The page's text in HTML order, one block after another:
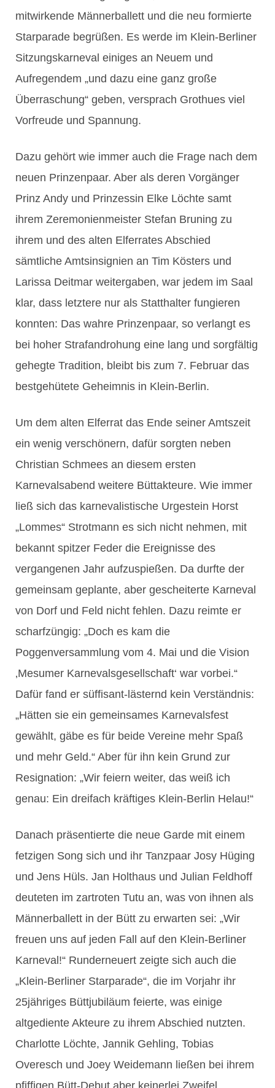
mitwirkende Männerballett und die neu formierte
Starparade begrüßen. Es werde im Klein-Berliner
Sitzungskarneval einiges an Neuem und
Aufregendem „und dazu eine ganz große
Überraschung“ geben, versprach Grothues viel
Vorfreude und Spannung.
Dazu gehört wie immer auch die Frage nach dem
neuen Prinzenpaar. Aber als deren Vorgänger
Prinz Andy und Prinzessin Elke Löchte samt
ihrem Zeremonienmeister Stefan Bruning zu
ihrem und des alten Elferrates Abschied
sämtliche Amtsinsignien an Tim Kösters und
Larissa Deitmar weitergaben, war jedem im Saal
klar, dass letztere nur als Statthalter fungieren
konnten: Das wahre Prinzenpaar, so verlangt es
bei hoher Strafandrohung eine lang und sorgfältig
gehegte Tradition, bleibt bis zum 7. Februar das
bestgehütete Geheimnis in Klein-Berlin.
Um dem alten Elferrat das Ende seiner Amtszeit
ein wenig verschönern, dafür sorgten neben
Christian Schmees an diesem ersten
Karnevalsabend weitere Büttakteure. Wie immer
ließ sich das karnevalistische Urgestein Horst
„Lommes“ Strotmann es sich nicht nehmen, mit
bekannt spitzer Feder die Ereignisse des
vergangenen Jahr aufzuspießen. Da durfte der
gemeinsam geplante, aber gescheiterte Karneval
von Dorf und Feld nicht fehlen. Dazu reimte er
scharfzüngig: „Doch es kam die
Poggenversammlung vom 4. Mai und die Vision
‚Mesumer Karnevalsgesellschaft‘ war vorbei.“
Dafür fand er süffisant-lästernd kein Verständnis:
„Hätten sie ein gemeinsames Karnevalsfest
gewählt, gäbe es für beide Vereine mehr Spaß
und mehr Geld.“ Aber für ihn kein Grund zur
Resignation: „Wir feiern weiter, das weiß ich
genau: Ein dreifach kräftiges Klein-Berlin Helau!“
Danach präsentierte die neue Garde mit einem
fetzigen Song sich und ihr Tanzpaar Josy Hüging
und Jens Hüls. Jan Holthaus und Julian Feldhoff
deuteten im zartroten Tutu an, was von ihnen als
Männerballett in der Bütt zu erwarten sei: „Wir
freuen uns auf jeden Fall auf den Klein-Berliner
Karneval!“ Runderneuert zeigte sich auch die
„Klein-Berliner Starparade“, die im Vorjahr ihr
25jähriges Büttjubiläum feierte, was einige
altgediente Akteure zu ihrem Abschied nutzten.
Charlotte Löchte, Jannik Gehling, Tobias
Overesch und Joey Weidemann ließen bei ihrem
pfiffigen Bütt-Debut aber keinerlei Zweifel